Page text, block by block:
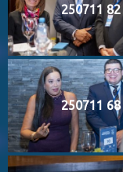
250711 82
250711 68